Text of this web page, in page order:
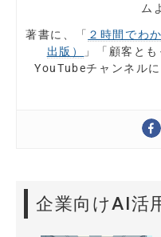
ム
著書に、「 ２時間でわ
出版）
」「顧客と
YouTubeチャンネルに
企業向けAI活